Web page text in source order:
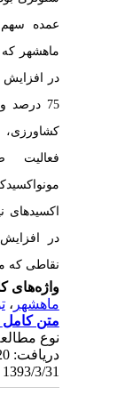
عمده سهم
ماهشهر که
در افزایش
75 درصد و
کشاورزی،
فعالیت
اکسیدهای
در افزایش
نقاطی که
واژه‌های
ماهشهر،
متن کامل[PDF 923 kb]
نوع
1393/3/31 | انتشار الکترونیک: 1393/3/31